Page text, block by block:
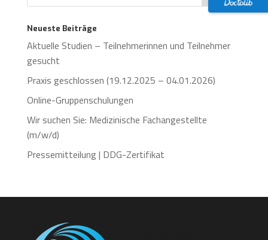
Neueste Beiträge
Aktuelle Studien – Teilnehmerinnen und Teilnehmer
gesucht
Praxis geschlossen (19.12.2025 – 04.01.2026)
Online-Gruppenschulungen
Wir suchen Sie: Medizinische Fachangestellte
(m/w/d)
Pressemitteilung | DDG-Zertifikat